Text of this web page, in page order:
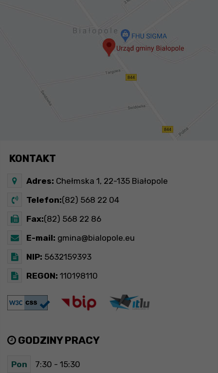
KONTAKT
Adres: Chełmska 1, 22-135 Białopole
Telefon:(82) 568 22 04
Fax:(82) 568 22 86
E-mail: gmina@bialopole.eu
NIP: 5632159393
REGON: 110198110
GODZINY PRACY
Pon 7:30 - 15:30